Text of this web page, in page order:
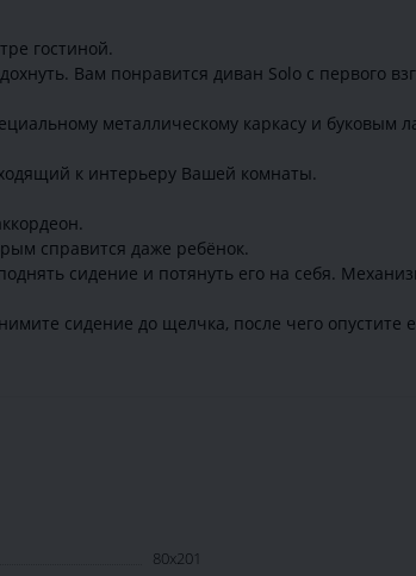
гостиной.
Вам понравится диван Solo с первого
металлическому каркасу и буковым
к интерьеру Вашей комнаты.
справится даже ребёнок.
сидение и потянуть его на себя.
сидение до щелчка, после чего опустите
80х201